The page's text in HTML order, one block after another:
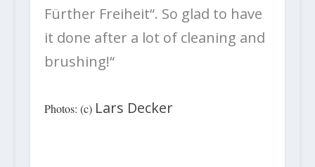
Fürther Freiheit“. So glad to have
it done after a lot of cleaning and
brushing!“
Photos: (c) Lars Decker